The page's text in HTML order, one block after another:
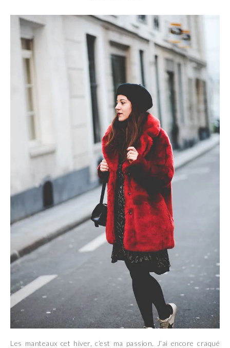
Les manteaux cet hiver, c’est ma passion. J’ai encore craqué